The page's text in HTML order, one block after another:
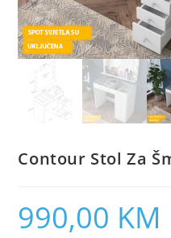
Contour Stol Za
990,00 KM